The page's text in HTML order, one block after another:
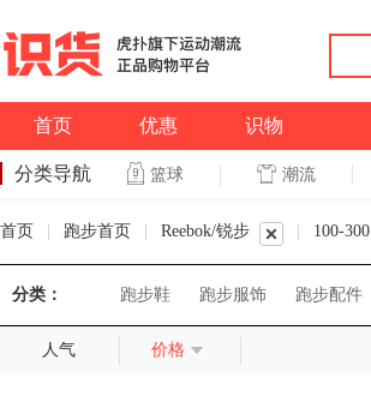
首页 优惠 识物
分类导航 篮球 潮流
首页 跑步首页 Reebok/锐步 100-300
分类： 跑步鞋 跑步服饰 跑步配件
人气 价格